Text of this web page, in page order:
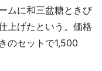
ムに和三盆糖ときび
上げたという。価格
のセットで1,500